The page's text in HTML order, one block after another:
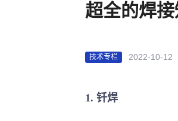
超全的焊
技术专栏 2022-10-12
1. 钎焊